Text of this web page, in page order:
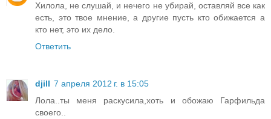
Хилола, не слушай, и нечего не убирай, оставляй все как
есть, это твое мнение, а другие пусть кто обижается а
кто нет, это их дело.
Ответить
djill 7 апреля 2012 г. в 15:05
Лола..ты меня раскусила,хоть и обожаю Гарфильда
своего..